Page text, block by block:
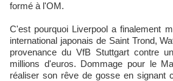
formé à l'OM.
C'est pourquoi Liverpool a finalement
international japonais de Saint Trond,
provenance du VfB Stuttgart contre
millions d'euros. Dommage pour le
réaliser son rêve de gosse en signant